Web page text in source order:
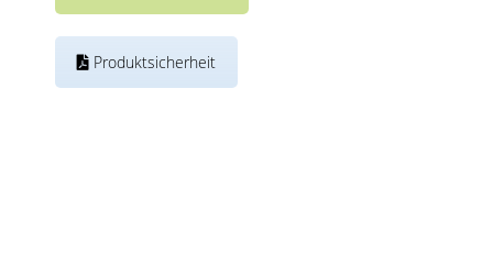
Produktsicherheit